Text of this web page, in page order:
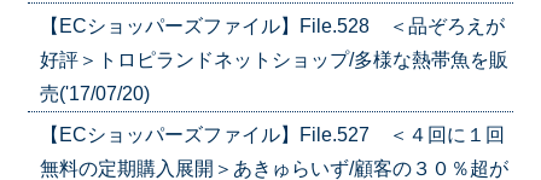
【ECショッパーズファイル】File.528 ＜品ぞろえが
好評＞トロピランドネットショップ/多様な熱帯魚を販
売('17/07/20)
【ECショッパーズファイル】File.527 ＜４回に１回
無料の定期購入展開＞あきゅらいず/顧客の３０％超が